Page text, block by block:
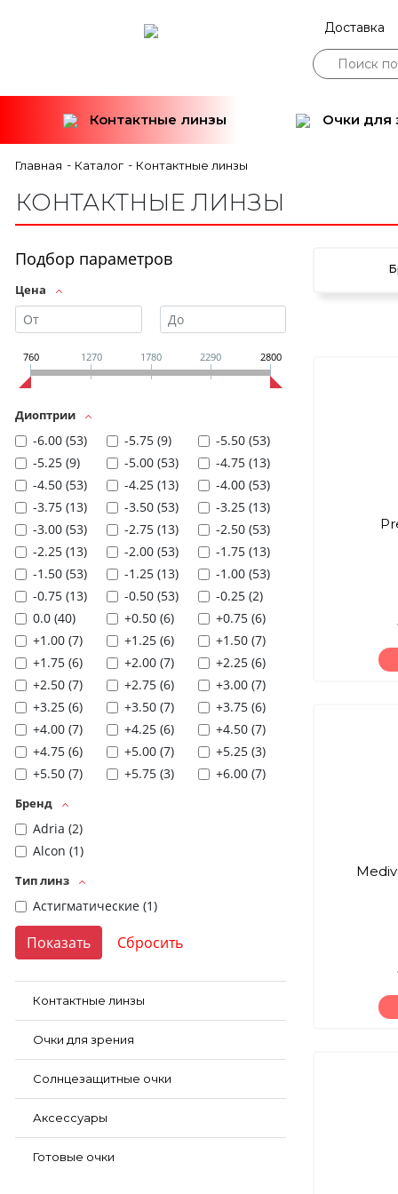
Доставка
Контактные линзы Очки для
Главная - Каталог - Контактные линзы
КОНТАКТНЫЕ ЛИНЗЫ
Подбор параметров
Цена
760 1270 1780 2290 2800
Диоптрии
-6.00 (53) -5.75 (9) -5.50 (53)
-5.25 (9) -5.00 (53) -4.75 (13)
-4.50 (53) -4.25 (13) -4.00 (53)
-3.75 (13) -3.50 (53) -3.25 (13)
-3.00 (53) -2.75 (13) -2.50 (53)
-2.25 (13) -2.00 (53) -1.75 (13)
-1.50 (53) -1.25 (13) -1.00 (53)
-0.75 (13) -0.50 (53) -0.25 (2)
0.0 (40) +0.50 (6) +0.75 (6)
+1.00 (7) +1.25 (6) +1.50 (7)
+1.75 (6) +2.00 (7) +2.25 (6)
+2.50 (7) +2.75 (6) +3.00 (7)
+3.25 (6) +3.50 (7) +3.75 (6)
+4.00 (7) +4.25 (6) +4.50 (7)
+4.75 (6) +5.00 (7) +5.25 (3)
+5.50 (7) +5.75 (3) +6.00 (7)
Бренд
Adria (2)
Alcon (1)
Тип линз
Астигматические (1)
Контактные линзы
Очки для зрения
Солнцезащитные очки
Аксессуары
Готовые очки